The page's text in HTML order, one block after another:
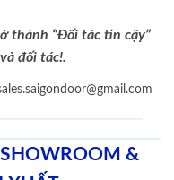
thành “Đối tác tin cậy”
đối tác!.
&